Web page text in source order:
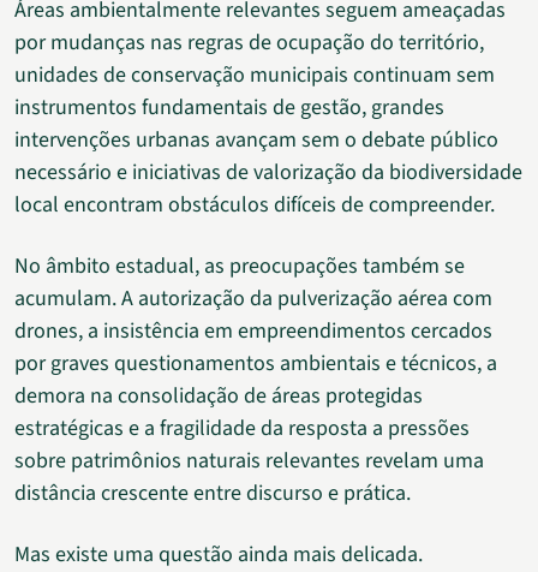
Áreas ambientalmente relevantes seguem ameaçadas
por mudanças nas regras de ocupação do território,
unidades de conservação municipais continuam sem
instrumentos fundamentais de gestão, grandes
intervenções urbanas avançam sem o debate público
necessário e iniciativas de valorização da biodiversidade
local encontram obstáculos difíceis de compreender.
No âmbito estadual, as preocupações também se
acumulam. A autorização da pulverização aérea com
drones, a insistência em empreendimentos cercados
por graves questionamentos ambientais e técnicos, a
demora na consolidação de áreas protegidas
estratégicas e a fragilidade da resposta a pressões
sobre patrimônios naturais relevantes revelam uma
distância crescente entre discurso e prática.
Mas existe uma questão ainda mais delicada.